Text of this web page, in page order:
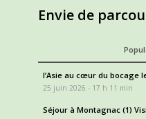
Envie de
l’Asie au cœur du bocage
25 juin 2026 - 17 h 11 min
Séjour à Montagnac (1)